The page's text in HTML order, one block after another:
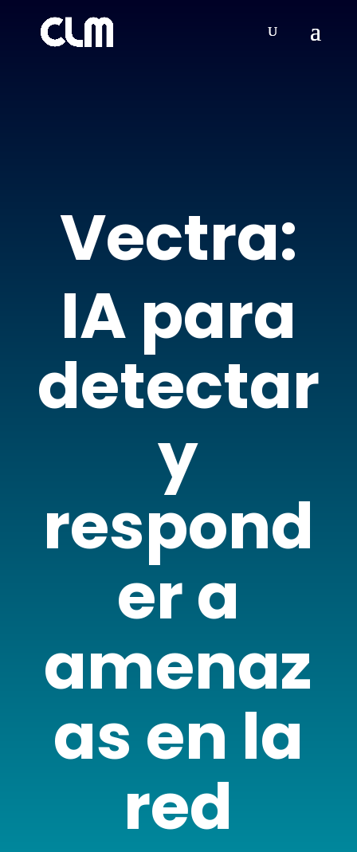
Vectra:
IA para
detectar
y
respond
er a
amenaz
as en la
red